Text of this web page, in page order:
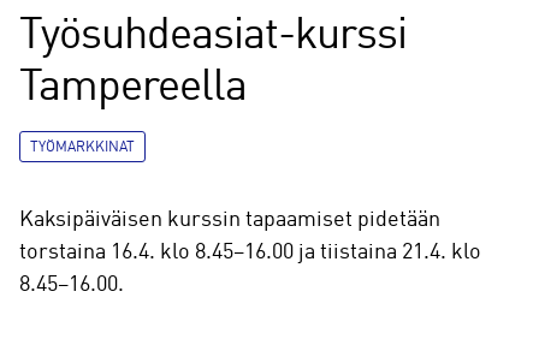
Työsuhdeasiat-kurssi
Tampereella
TYÖMARKKINAT
Kaksipäiväisen kurssin tapaamiset pidetään
torstaina 16.4. klo 8.45–16.00 ja tiistaina 21.4. klo
8.45–16.00.